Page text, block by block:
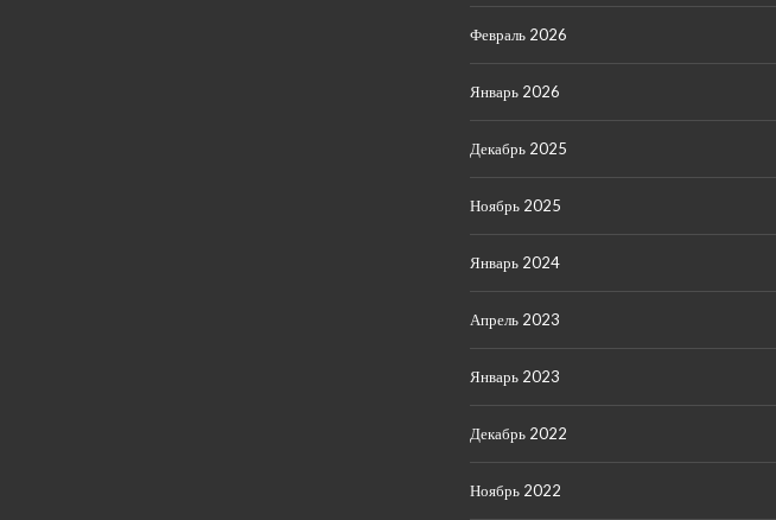
Февраль 2026
Январь 2026
Декабрь 2025
Ноябрь 2025
Январь 2024
Апрель 2023
Январь 2023
Декабрь 2022
Ноябрь 2022